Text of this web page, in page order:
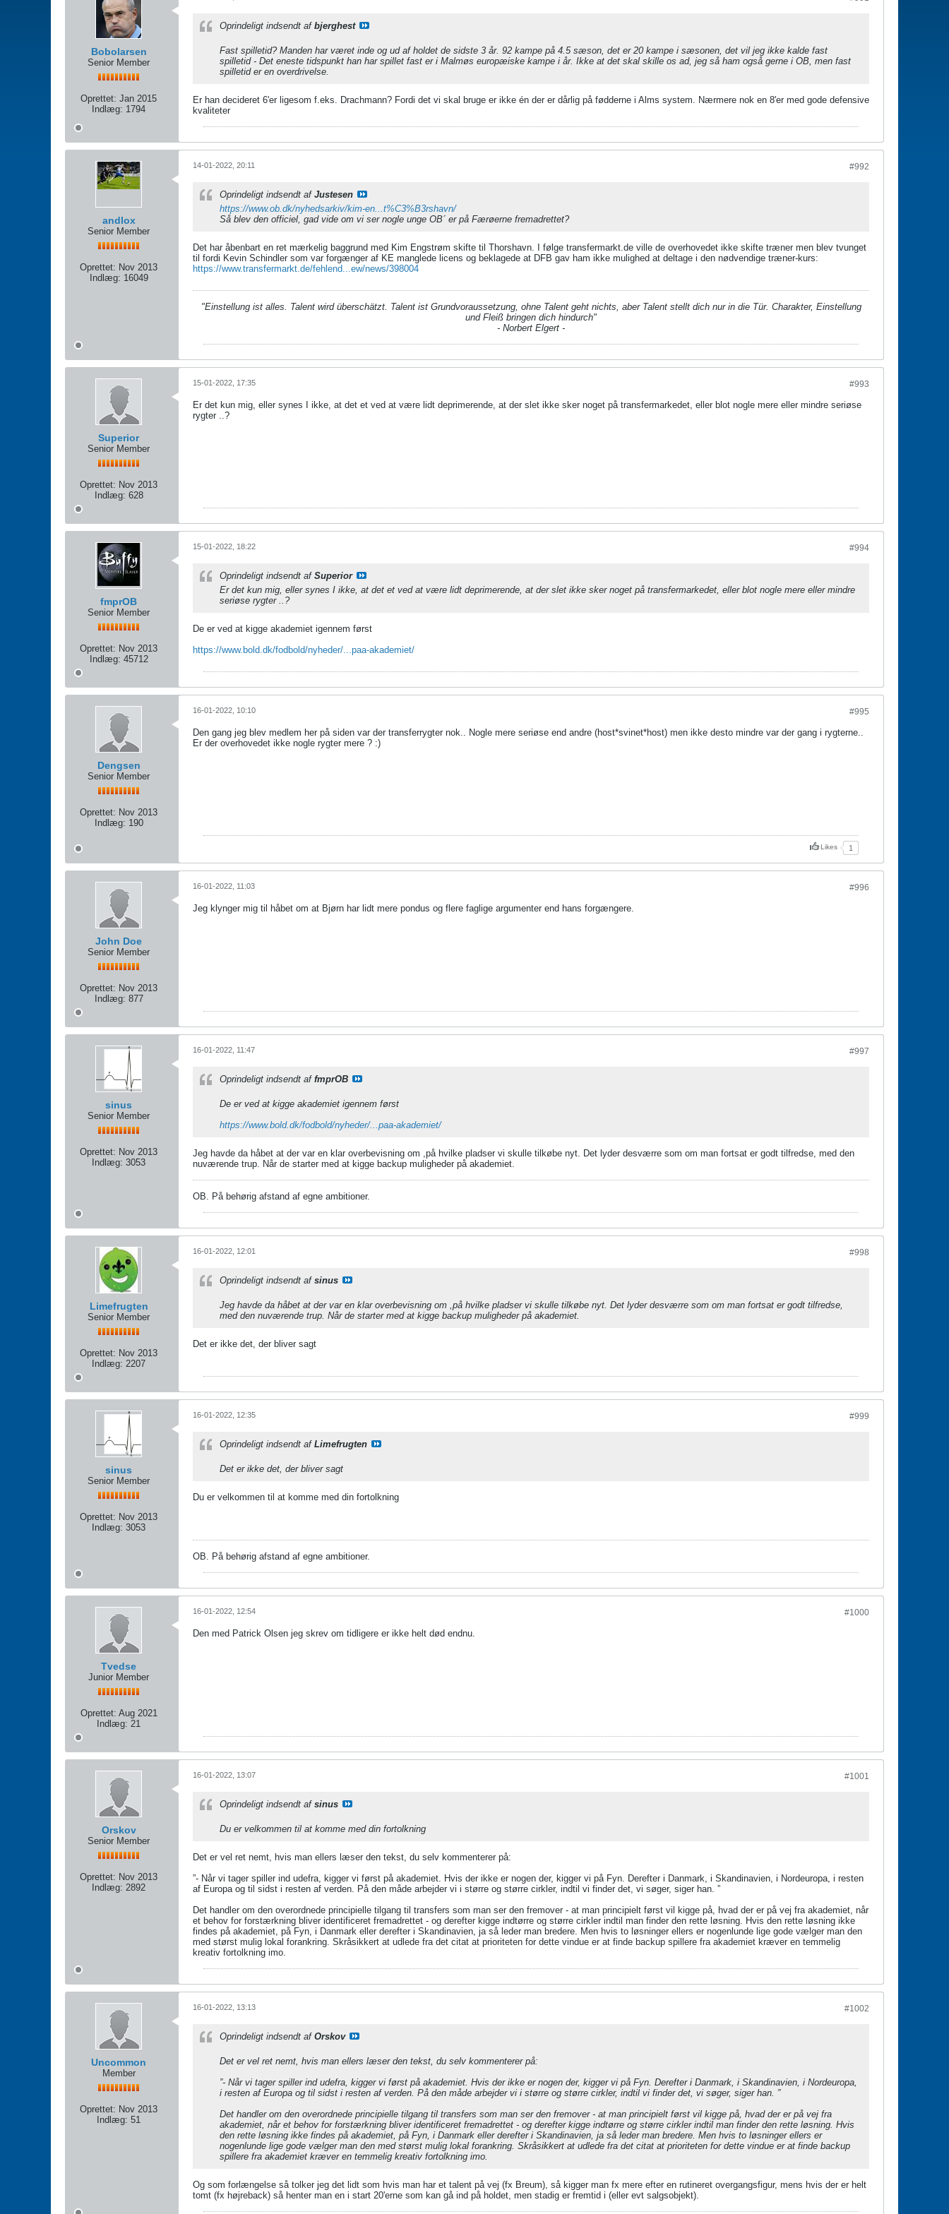
Bobolarsen
Senior Member
Oprettet: Jan 2015
Indlæg: 1794
Oprindeligt indsendt af bjerghest
Fast spilletid? Manden har været inde og ud af holdet de sidste 3 år. 92 kampe på 4.5 sæson, det er 20 kampe i sæsonen, det vil jeg ikke kalde fast
spilletid - Det eneste tidspunkt han har spillet fast er i Malmøs europæiske kampe i år. Ikke at det skal skille os ad, jeg så ham også gerne i OB, men fast
spilletid er en overdrivelse.
Er han decideret 6'er ligesom f.eks. Drachmann? Fordi det vi skal bruge er ikke én der er dårlig på fødderne i Alms system. Nærmere nok en 8'er med gode defensive
kvaliteter
andlox
Senior Member
Oprettet: Nov 2013
Indlæg: 16049
#992
14-01-2022, 20:11
Oprindeligt indsendt af Justesen
https://www.ob.dk/nyhedsarkiv/kim-en...t%C3%B3rshavn/
Så blev den officiel, gad vide om vi ser nogle unge OB´ er på Færøerne fremadrettet?
Det har åbenbart en ret mærkelig baggrund med Kim Engstrøm skifte til Thorshavn. I følge transfermarkt.de ville de overhovedet ikke skifte træner men blev tvunget
til fordi Kevin Schindler som var forgænger af KE manglede licens og beklagede at DFB gav ham ikke mulighed at deltage i den nødvendige træner-kurs:
https://www.transfermarkt.de/fehlend...ew/news/398004
"Einstellung ist alles. Talent wird überschätzt. Talent ist Grundvoraussetzung, ohne Talent geht nichts, aber Talent stellt dich nur in die Tür. Charakter, Einstellung
und Fleiß bringen dich hindurch"
- Norbert Elgert -
Superior
Senior Member
Oprettet: Nov 2013
Indlæg: 628
#993
15-01-2022, 17:35
Er det kun mig, eller synes I ikke, at det et ved at være lidt deprimerende, at der slet ikke sker noget på transfermarkedet, eller blot nogle mere eller mindre seriøse
rygter ..?
fmprOB
Senior Member
Oprettet: Nov 2013
Indlæg: 45712
#994
15-01-2022, 18:22
Oprindeligt indsendt af Superior
Er det kun mig, eller synes I ikke, at det et ved at være lidt deprimerende, at der slet ikke sker noget på transfermarkedet, eller blot nogle mere eller mindre
seriøse rygter ..?
De er ved at kigge akademiet igennem først
https://www.bold.dk/fodbold/nyheder/...paa-akademiet/
Dengsen
Senior Member
Oprettet: Nov 2013
Indlæg: 190
#995
16-01-2022, 10:10
Den gang jeg blev medlem her på siden var der transferrygter nok.. Nogle mere seriøse end andre (host*svinet*host) men ikke desto mindre var der gang i rygterne..
Er der overhovedet ikke nogle rygter mere ? :)
Likes 1
John Doe
Senior Member
Oprettet: Nov 2013
Indlæg: 877
#996
16-01-2022, 11:03
Jeg klynger mig til håbet om at Bjørn har lidt mere pondus og flere faglige argumenter end hans forgængere.
sinus
Senior Member
Oprettet: Nov 2013
Indlæg: 3053
#997
16-01-2022, 11:47
Oprindeligt indsendt af fmprOB
De er ved at kigge akademiet igennem først
https://www.bold.dk/fodbold/nyheder/...paa-akademiet/
Jeg havde da håbet at der var en klar overbevisning om ,på hvilke pladser vi skulle tilkøbe nyt. Det lyder desværre som om man fortsat er godt tilfredse, med den
nuværende trup. Når de starter med at kigge backup muligheder på akademiet.
OB. På behørig afstand af egne ambitioner.
Limefrugten
Senior Member
Oprettet: Nov 2013
Indlæg: 2207
#998
16-01-2022, 12:01
Oprindeligt indsendt af sinus
Jeg havde da håbet at der var en klar overbevisning om ,på hvilke pladser vi skulle tilkøbe nyt. Det lyder desværre som om man fortsat er godt tilfredse,
med den nuværende trup. Når de starter med at kigge backup muligheder på akademiet.
Det er ikke det, der bliver sagt
sinus
Senior Member
Oprettet: Nov 2013
Indlæg: 3053
#999
16-01-2022, 12:35
Oprindeligt indsendt af Limefrugten
Det er ikke det, der bliver sagt
Du er velkommen til at komme med din fortolkning
OB. På behørig afstand af egne ambitioner.
Tvedse
Junior Member
Oprettet: Aug 2021
Indlæg: 21
#1000
16-01-2022, 12:54
Den med Patrick Olsen jeg skrev om tidligere er ikke helt død endnu.
Orskov
Senior Member
Oprettet: Nov 2013
Indlæg: 2892
#1001
16-01-2022, 13:07
Oprindeligt indsendt af sinus
Du er velkommen til at komme med din fortolkning
Det er vel ret nemt, hvis man ellers læser den tekst, du selv kommenterer på:
”- Når vi tager spiller ind udefra, kigger vi først på akademiet. Hvis der ikke er nogen der, kigger vi på Fyn. Derefter i Danmark, i Skandinavien, i Nordeuropa, i resten
af Europa og til sidst i resten af verden. På den måde arbejder vi i større og større cirkler, indtil vi finder det, vi søger, siger han. ”
Det handler om den overordnede principielle tilgang til transfers som man ser den fremover - at man principielt først vil kigge på, hvad der er på vej fra akademiet, når
et behov for forstærkning bliver identificeret fremadrettet - og derefter kigge indtørre og større cirkler indtil man finder den rette løsning. Hvis den rette løsning ikke
findes på akademiet, på Fyn, i Danmark eller derefter i Skandinavien, ja så leder man bredere. Men hvis to løsninger ellers er nogenlunde lige gode vælger man den
med størst mulig lokal forankring. Skråsikkert at udlede fra det citat at prioriteten for dette vindue er at finde backup spillere fra akademiet kræver en temmelig
kreativ fortolkning imo.
Uncommon
Member
Oprettet: Nov 2013
Indlæg: 51
#1002
16-01-2022, 13:13
Oprindeligt indsendt af Orskov
Det er vel ret nemt, hvis man ellers læser den tekst, du selv kommenterer på:
”- Når vi tager spiller ind udefra, kigger vi først på akademiet. Hvis der ikke er nogen der, kigger vi på Fyn. Derefter i Danmark, i Skandinavien, i Nordeuropa,
i resten af Europa og til sidst i resten af verden. På den måde arbejder vi i større og større cirkler, indtil vi finder det, vi søger, siger han. ”
Det handler om den overordnede principielle tilgang til transfers som man ser den fremover - at man principielt først vil kigge på, hvad der er på vej fra
akademiet, når et behov for forstærkning bliver identificeret fremadrettet - og derefter kigge indtørre og større cirkler indtil man finder den rette løsning. Hvis
den rette løsning ikke findes på akademiet, på Fyn, i Danmark eller derefter i Skandinavien, ja så leder man bredere. Men hvis to løsninger ellers er
nogenlunde lige gode vælger man den med størst mulig lokal forankring. Skråsikkert at udlede fra det citat at prioriteten for dette vindue er at finde backup
spillere fra akademiet kræver en temmelig kreativ fortolkning imo.
Og som forlængelse så tolker jeg det lidt som hvis man har et talent på vej (fx Breum), så kigger man fx mere efter en rutineret overgangsfigur, mens hvis der er helt
tomt (fx højreback) så henter man en i start 20'erne som kan gå ind på holdet, men stadig er fremtid i (eller evt salgsobjekt).